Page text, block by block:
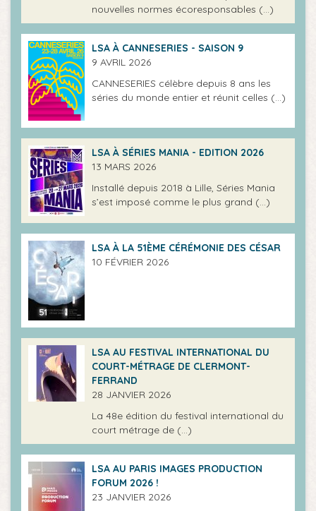
nouvelles normes écoresponsables (…)
LSA À CANNESERIES - SAISON 9
9 AVRIL 2026
CANNESERIES célèbre depuis 8 ans les
séries du monde entier et réunit celles (…)
LSA À SÉRIES MANIA - EDITION 2026
13 MARS 2026
Installé depuis 2018 à Lille, Séries Mania
s’est imposé comme le plus grand (…)
LSA À LA 51ÈME CÉRÉMONIE DES CÉSAR
10 FÉVRIER 2026
LSA AU FESTIVAL INTERNATIONAL DU
COURT-MÉTRAGE DE CLERMONT-
FERRAND
28 JANVIER 2026
La 48e édition du festival international du
court métrage de (…)
LSA AU PARIS IMAGES PRODUCTION
FORUM 2026 !
23 JANVIER 2026